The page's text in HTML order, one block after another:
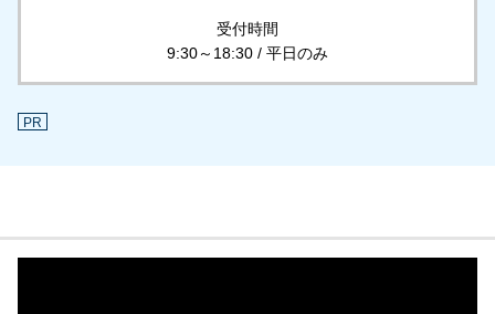
受付時間
9:30～18:30 / 平日のみ
PR